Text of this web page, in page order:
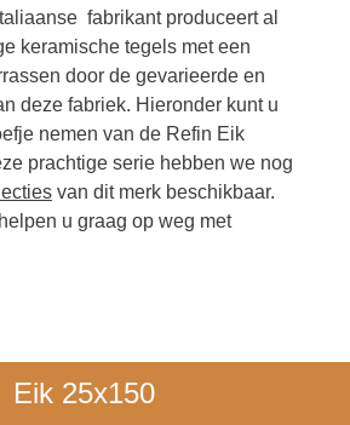
fabrikant produceert al
keramische tegels met een
door de gevarieerde en
deze fabriek. Hieronder kunt u
nemen van de Refin Eik
prachtige serie hebben we nog
van dit merk beschikbaar.
u graag op weg met
Eik 25x150